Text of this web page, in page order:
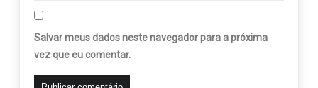
Salvar meus dados neste navegador para a próxima
vez que eu comentar.